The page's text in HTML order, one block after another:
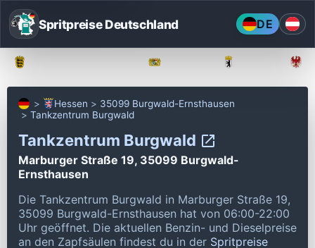
Spritpreise Deutschland DE
Hessen
35099 Burgwald-Ernsthausen
Tankzentrum Burgwald
Tankzentrum Burgwald
Marburger Straße 19, 35099 Burgwald-
Ernsthausen
Die Tankzentrum Burgwald in Marburger Straße 19,
35099 Burgwald-Ernsthausen hat von 06:00-22:00
Uhr geöffnet. Die aktuellen Benzin- und Dieselpreise
an den Zapfsäulen findest du in der Spritpreise